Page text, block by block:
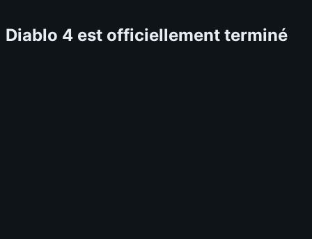
Diablo 4 est officiellement terminé